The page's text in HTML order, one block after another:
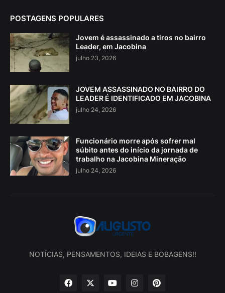
POSTAGENS POPULARES
Jovem é assassinado a tiros no bairro
Leader, em Jacobina
julho 23, 2026
JOVEM ASSASSINADO NO BAIRRO DO
LEADER É IDENTIFICADO EM JACOBINA
julho 24, 2026
Funcionário morre após sofrer mal
súbito antes do início da jornada de
trabalho na Jacobina Mineração
julho 24, 2026
NOTÍCIAS, PENSAMENTOS, IDEIAS E BOBAGENS!!